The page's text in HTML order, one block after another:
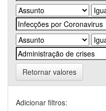
Retornar valores
Adicionar filtros: